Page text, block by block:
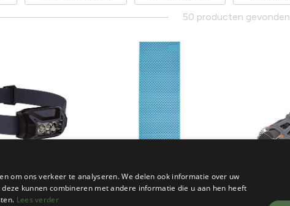
50 producten gevonden
om ons verkeer te analyseren. We delen ook informatie over uw
kunnen combineren met andere informatie die u aan hen heeft
Lees verder